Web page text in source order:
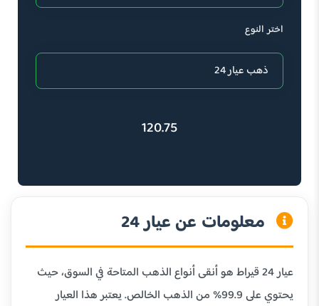
اختر النوع
120.75
معلومات عن عيار 24
عيار 24 قيراط هو أنقى أنواع الذهب المتاحة في السوق، حيث
يحتوي على 99.9% من الذهب الخالص. يعتبر هذا العيار